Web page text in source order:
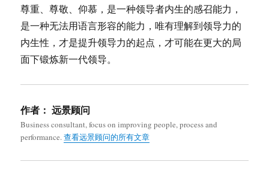
尊重、尊敬、仰慕，是一种领导者内生的感召能力，
是一种无法用语言形容的能力，唯有理解到领导力的
内生性，才是提升领导力的起点，才可能在更大的局
面下锻炼新一代领导。
作者： 远景顾问
Business consultant, focus on improving people, process and
performance.查看远景顾问的所有文章